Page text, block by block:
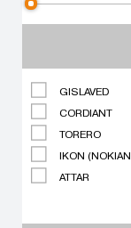
GISLAVED
CORDIANT
TORERO
IKON
ATTAR